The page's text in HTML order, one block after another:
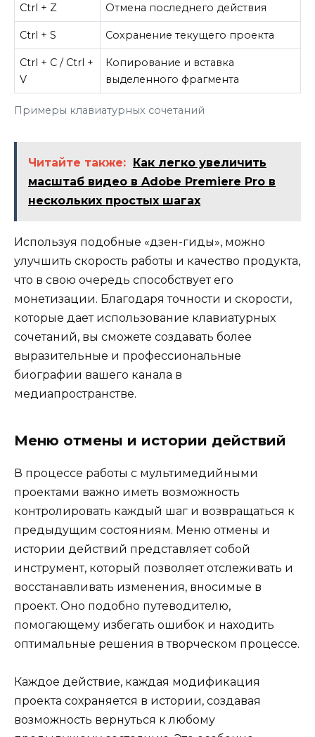
Примеры клавиатурных сочетаний
Ctrl + Z Отмена последнего действия
Ctrl + S Сохранение текущего проекта
Ctrl + C / Ctrl +
V
Копирование и вставка
выделенного фрагмента
Читайте также:
Как легко увеличить
масштаб видео в Adobe Premiere Pro в
нескольких простых шагах
Используя подобные «дзен-гиды», можно
улучшить скорость работы и качество продукта,
что в свою очередь способствует его
монетизации. Благодаря точности и скорости,
которые дает использование клавиатурных
сочетаний, вы сможете создавать более
выразительные и профессиональные
биографии вашего канала в
медиапространстве.
Меню отмены и истории действий
В процессе работы с мультимедийными
проектами важно иметь возможность
контролировать каждый шаг и возвращаться к
предыдущим состояниям. Меню отмены и
истории действий представляет собой
инструмент, который позволяет отслеживать и
восстанавливать изменения, вносимые в
проект. Оно подобно путеводителю,
помогающему избегать ошибок и находить
оптимальные решения в творческом процессе.
Каждое действие, каждая модификация
проекта сохраняется в истории, создавая
возможность вернуться к любому